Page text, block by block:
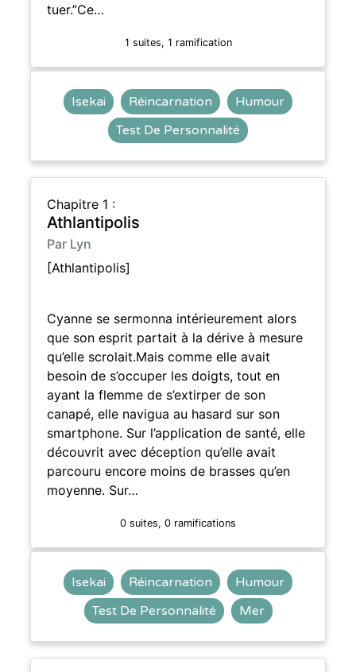
tuer.”Ce…
1 suites, 1 ramification
Isekai Réincarnation
Humour
Test De Personnalité
Chapitre 1 :
Athlantipolis
Par Lyn
[Athlantipolis]
Cyanne se sermonna intérieurement alors
que son esprit partait à la dérive à mesure
qu’elle scrolait.Mais comme elle avait
besoin de s’occuper les doigts, tout en
ayant la flemme de s’extirper de son
canapé, elle navigua au hasard sur son
smartphone. Sur l’application de santé, elle
découvrit avec déception qu’elle avait
parcouru encore moins de brasses qu’en
moyenne. Sur…
0 suites, 0 ramifications
Isekai Réincarnation
Humour
Test De Personnalité
Mer